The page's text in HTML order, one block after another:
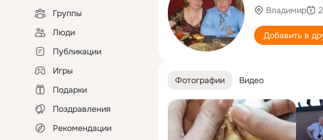
Группы
Люди
Публикации
Игры
Подарки
Поздравления
Рекомендации
Владимир
Добавить в
Фотографии Видео